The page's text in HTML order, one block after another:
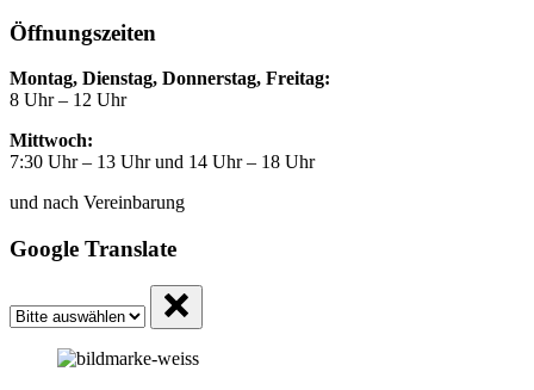
Öffnungszeiten
Montag, Dienstag, Donnerstag, Freitag:
8 Uhr – 12 Uhr
Mittwoch:
7:30 Uhr – 13 Uhr und 14 Uhr – 18 Uhr
und nach Vereinbarung
Google Translate